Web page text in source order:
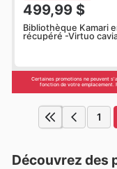
499,99 $
Bibliothèque Kamari
récupéré -Virtuo
Certaines promotions ne peuvent
fonction de votre emplacement.
1
Découvrez des